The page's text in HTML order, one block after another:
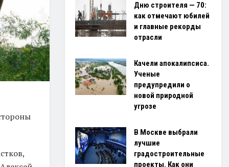
Дню строителя — 70:
как отмечают юбилей
и главные рекорды
отрасли
Качели апокалипсиса.
Ученые
предупредили о
новой природной
угрозе
В Москве выбрали
лучшие
градостроительные
проекты. Как они